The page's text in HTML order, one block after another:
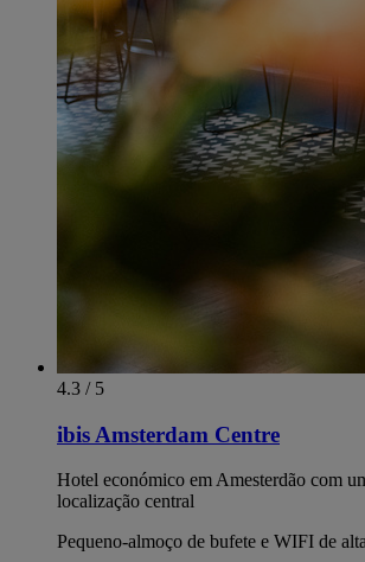
4.3 / 5
ibis Amsterdam Centre
Hotel económico em Amesterdão com
localização central
Pequeno-almoço de bufete e WIFI de